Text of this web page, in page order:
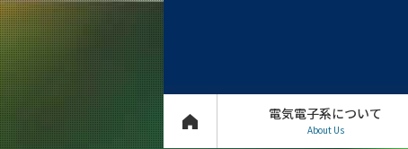
電気電子系について
About Us